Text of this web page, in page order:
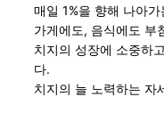
매일 1%을 향해 나아
가게에도, 음식에도 부
치지의 성장에 소중하
다.
치지의 늘 노력하는 자